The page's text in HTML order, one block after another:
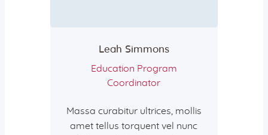
Leah Simmons
Education Program
Coordinator
Massa curabitur ultrices, mollis
amet tellus torquent vel nunc